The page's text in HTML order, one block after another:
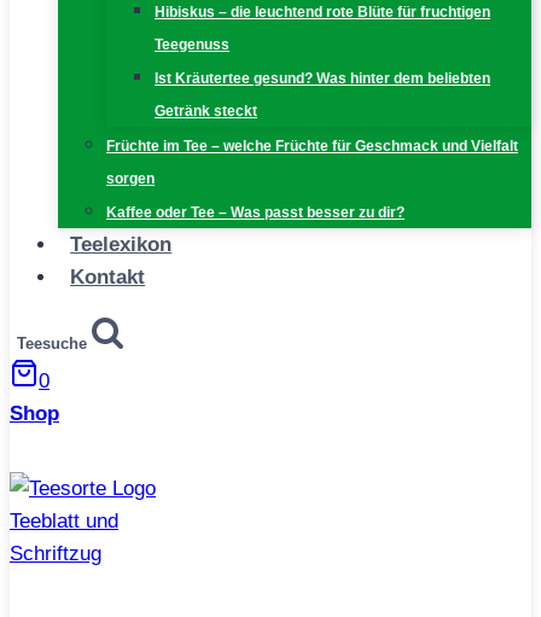
Hibiskus – die leuchtend rote Blüte für fruchtigen
Teegenuss
Ist Kräutertee gesund? Was hinter dem beliebten
Getränk steckt
Früchte im Tee – welche Früchte für Geschmack und Vielfalt
sorgen
Kaffee oder Tee – Was passt besser zu dir?
Teelexikon
Kontakt
Teesuche
0
Shop